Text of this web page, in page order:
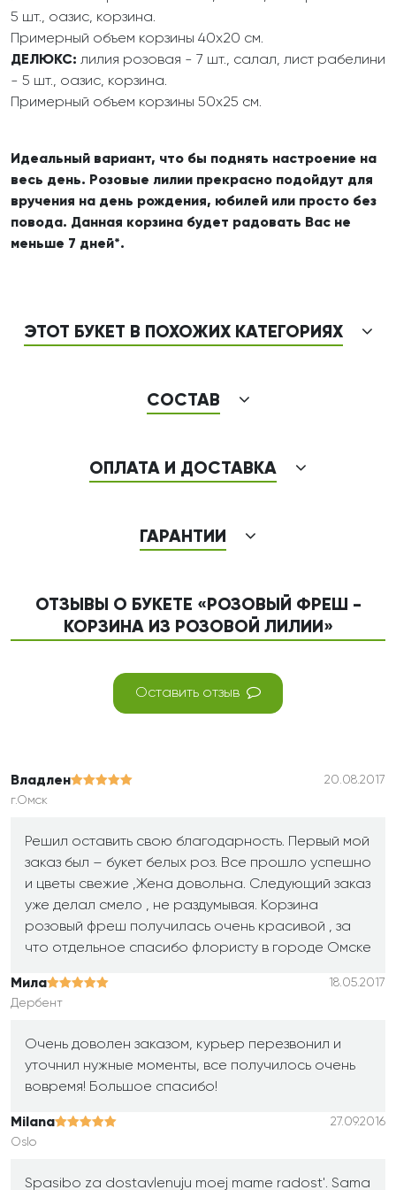
5 шт., оазис, корзина.
Примерный объем корзины 40х20 см.
ДЕЛЮКС: лилия розовая - 7 шт., салал, лист рабелини
- 5 шт., оазис, корзина.
Примерный объем корзины 50х25 см.
Идеальный вариант, что бы поднять настроение на
весь день. Розовые лилии прекрасно подойдут для
вручения на день рождения, юбилей или просто без
повода. Данная корзина будет радовать Вас не
меньше 7 дней*.
ЭТОТ БУКЕТ В ПОХОЖИХ КАТЕГОРИЯХ
СОСТАВ
ОПЛАТА И ДОСТАВКА
ГАРАНТИИ
ОТЗЫВЫ О БУКЕТЕ «РОЗОВЫЙ ФРЕШ -
КОРЗИНА ИЗ РОЗОВОЙ ЛИЛИИ»
Оставить отзыв
Владлен
20.08.2017
г.Омск
Решил оставить свою благодарность. Первый мой
заказ был – букет белых роз. Все прошло успешно
и цветы свежие ,Жена довольна. Следующий заказ
уже делал смело , не раздумывая. Корзина
розовый фреш получилась очень красивой , за
что отдельное спасибо флористу в городе Омске
Мила
18.05.2017
Дербент
Очень доволен заказом, курьер перезвонил и
уточнил нужные моменты, все получилось очень
вовремя! Большое спасибо!
Milana
27.09.2016
Oslo
Spasibo za dostavlenuju moej mame radost'. Sama